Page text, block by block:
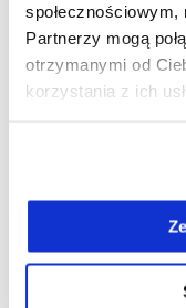
Partnerzy mogą
otrzymanymi od
korzystania z ich
69,00 zł